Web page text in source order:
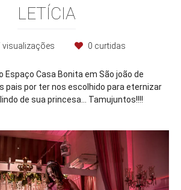
LETÍCIA
visualizações 0 curtidas
Espaço Casa Bonita em São joão de
pais por ter nos escolhido para eternizar
de sua princesa... Tamujuntos!!!!